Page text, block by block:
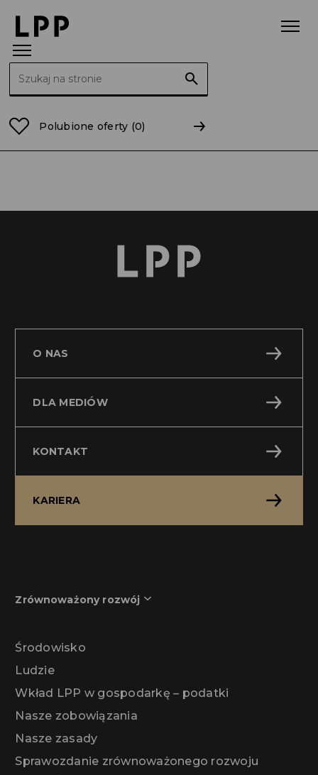
Polubione oferty (0)
Strona główna Sieradz
O NAS
DLA MEDIÓW
KONTAKT
KARIERA
Zrównoważony rozwój
Środowisko
Ludzie
Wkład LPP w gospodarkę – podatki
Nasze zobowiązania
Nasze zasady
Sprawozdanie zrównoważonego rozwoju